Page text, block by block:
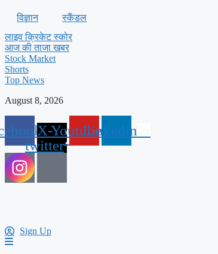
विज्ञान
स्कैंडल
लाइव क्रिकेट स्कोर
आज की ताजा खबर
Stock Market
Shorts
Top News
August 8, 2026
X-
twitter
YoutubeLinkedin
Sign Up